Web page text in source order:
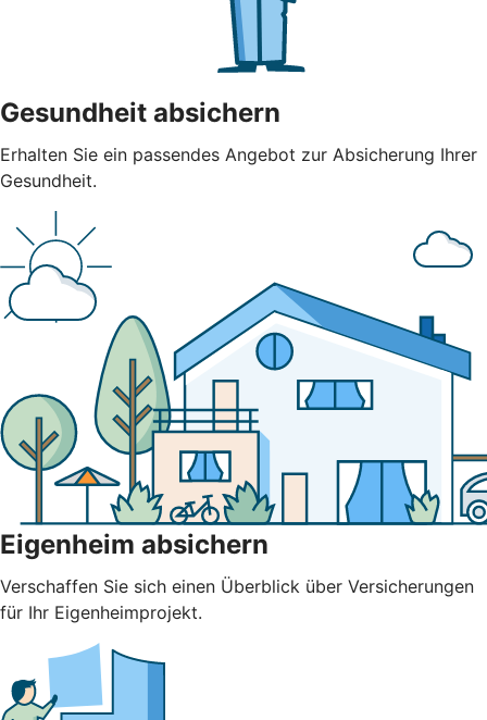
Gesundheit absichern
Erhalten Sie ein passendes Angebot zur Absicherung Ihrer
Gesundheit.
Eigenheim absichern
Verschaffen Sie sich einen Überblick über Versicherungen
für Ihr Eigenheimprojekt.